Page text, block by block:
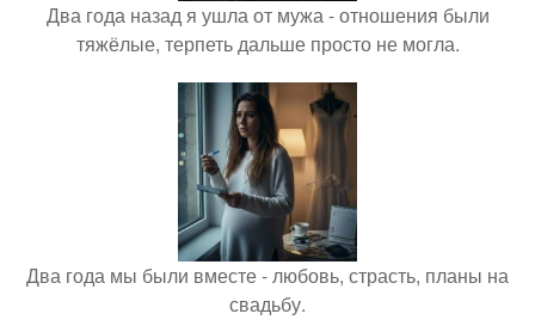
Два года назад я ушла от мужа - отношения были
тяжёлые, терпеть дальше просто не могла.
Два года мы были вместе - любовь, страсть, планы на
свадьбу.